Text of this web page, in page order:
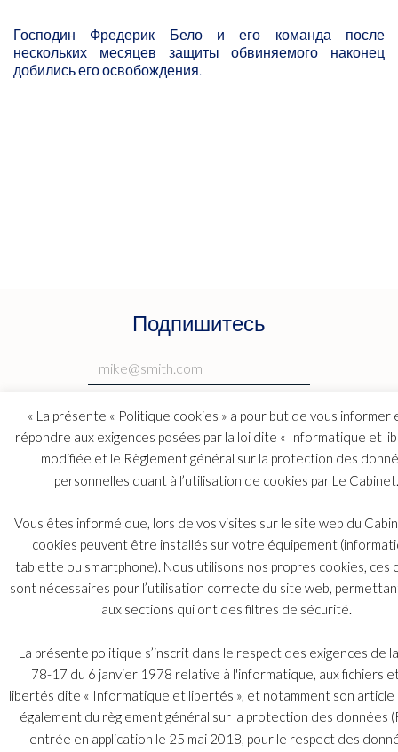
Господин Фредерик Бело и его команда после
нескольких месяцев защиты обвиняемого наконец
добились его освобождения.
Подпишитесь
S'abonner
Индекс
© 2026 Copyright Bélot Malan & Associés.
« La présente « Politique cookies » a pour but de vous informer
répondre aux exigences posées par la loi dite « Informatique et
modifiée et le Règlement général sur la protection des
personnelles quant à l’utilisation de cookies par Le Cabinet.
Vous êtes informé que, lors de vos visites sur le site web du
cookies peuvent être installés sur votre équipement
tablette ou smartphone). Nous utilisons nos propres cookies, ces
sont nécessaires pour l’utilisation correcte du site web,
aux sections qui ont des filtres de sécurité.
La présente politique s’inscrit dans le respect des exigences de
78-17 du 6 janvier 1978 relative à l'informatique, aux fichiers
libertés dite « Informatique et libertés », et notamment son article
également du règlement général sur la protection des données
entrée en application le 25 mai 2018, pour le respect des